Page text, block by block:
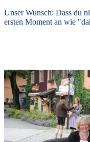
Unser Wunsch: Dass du
ersten Moment an wie